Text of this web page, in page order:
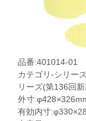
品番:401014-01
カテゴリ-シリー
リーズ(第136回
外寸
有効内寸